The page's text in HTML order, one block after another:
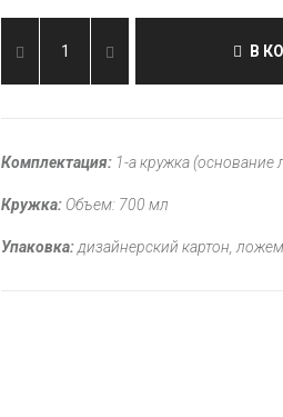
В
Комплектация: 1-а кружка (основание
Кружка: Объем: 700 мл
Упаковка:дизайнерский картон,